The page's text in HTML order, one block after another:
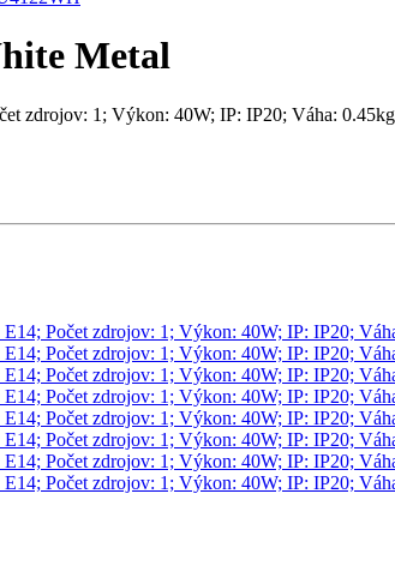
Metal
zdrojov: 1; Výkon: 40W; IP: IP20; Váha: